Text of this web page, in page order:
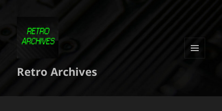
Retro Archives